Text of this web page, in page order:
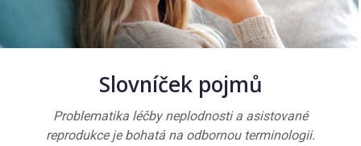
Slovníček pojmů
Problematika léčby neplodnosti a asistované
reprodukce je bohatá na odbornou terminologii.